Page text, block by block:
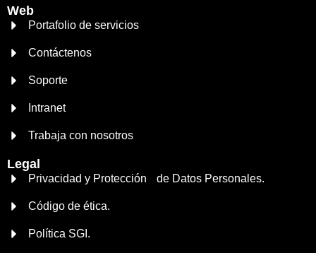
Web
Portafolio de servicios
Contáctenos
Soporte
Intranet
Trabaja con nosotros
Legal
Privacidad y Protección de Datos Personales.
Código de ética.
Política SGI.